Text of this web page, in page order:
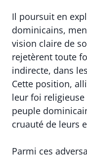
Il poursuit en
dominicains,
vision claire de
rejetèrent toute
indirecte, dans
Cette position,
leur foi
peuple
cruauté de leurs
Parmi ces